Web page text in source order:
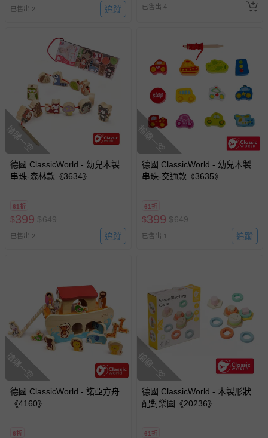
已售出 2 追蹤 已售出 4
搶購一空
德國 ClassicWorld - 幼兒木製
串珠-森林款《3634》
61折
$399 $649
已售出 2 追蹤
搶購一空
德國 ClassicWorld - 幼兒木製
串珠-交通款《3635》
61折
$399 $649
已售出 1 追蹤
搶購一空
德國 ClassicWorld - 諾亞方舟
《4160》
6折
搶購一空
德國 ClassicWorld - 木製形狀
配對樂園《20236》
61折